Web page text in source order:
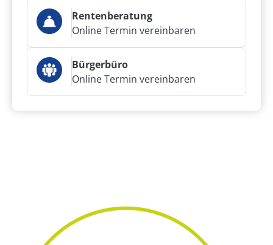
Rentenberatung
Online Termin vereinbaren
Bürgerbüro
Online Termin vereinbaren